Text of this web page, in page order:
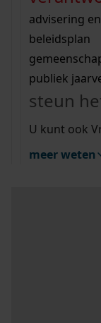
beeld en
uitleg
Wij helpen u
bekijk alle
Wij helpen u
bekijk alle
bekijk ons
advisering
beleidsplan
publiek
steun
U kunt ook
meer weten
Mijn Studiezaal